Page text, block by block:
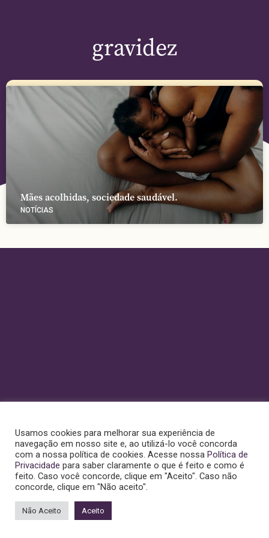
gravidez
NOTÍCIAS
Mães acolhidas, sociedade saudável.
Usamos cookies para melhorar sua experiência de
navegação em nosso site e, ao utilizá-lo você concorda
com a nossa política de cookies. Acesse nossa Política de
Privacidade para saber claramente o que é feito e como é
feito. Caso você concorde, clique em "Aceito". Caso não
concorde, clique em "Não aceito".
Não Aceito Aceito